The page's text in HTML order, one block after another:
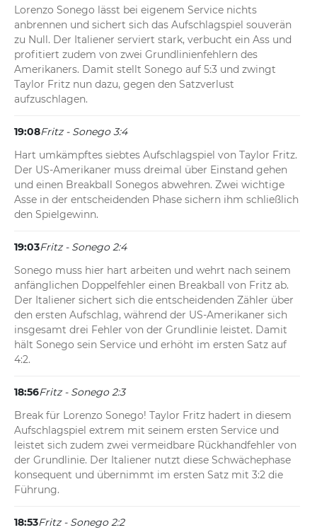
Lorenzo Sonego lässt bei eigenem Service nichts
anbrennen und sichert sich das Aufschlagspiel souverän
zu Null. Der Italiener serviert stark, verbucht ein Ass und
profitiert zudem von zwei Grundlinienfehlern des
Amerikaners. Damit stellt Sonego auf 5:3 und zwingt
Taylor Fritz nun dazu, gegen den Satzverlust
aufzuschlagen.
19:08Fritz - Sonego 3:4
Hart umkämpftes siebtes Aufschlagspiel von Taylor Fritz.
Der US-Amerikaner muss dreimal über Einstand gehen
und einen Breakball Sonegos abwehren. Zwei wichtige
Asse in der entscheidenden Phase sichern ihm schließlich
den Spielgewinn.
19:03Fritz - Sonego 2:4
Sonego muss hier hart arbeiten und wehrt nach seinem
anfänglichen Doppelfehler einen Breakball von Fritz ab.
Der Italiener sichert sich die entscheidenden Zähler über
den ersten Aufschlag, während der US-Amerikaner sich
insgesamt drei Fehler von der Grundlinie leistet. Damit
hält Sonego sein Service und erhöht im ersten Satz auf
4:2.
18:56Fritz - Sonego 2:3
Break für Lorenzo Sonego! Taylor Fritz hadert in diesem
Aufschlagspiel extrem mit seinem ersten Service und
leistet sich zudem zwei vermeidbare Rückhandfehler von
der Grundlinie. Der Italiener nutzt diese Schwächephase
konsequent und übernimmt im ersten Satz mit 3:2 die
Führung.
18:53Fritz - Sonego 2:2